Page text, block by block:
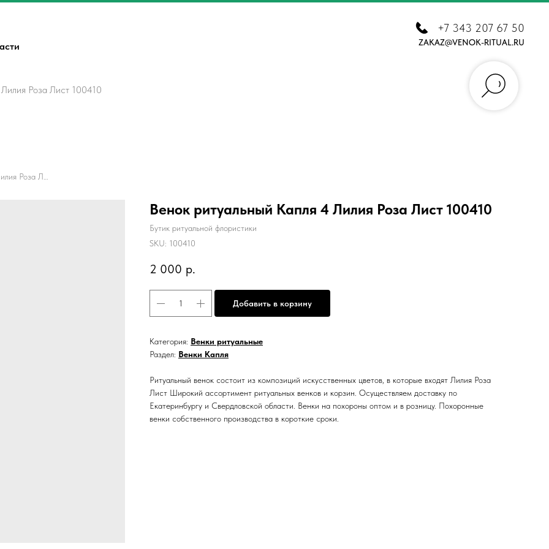
+7 343 207 67 50
ZAKAZ@VENOK-RITUAL.RU
Роза Лист 100410
Венок ритуальный Капля 4 Лилия Роза Лист 100410
Бутик ритуальной флористики
SKU: 100410
2 000 р.
Добавить в корзину
Категория: Венки ритуальные
Раздел: Венки Капля
Ритуальный венок состоит из композиций искусственных цветов, в которые входят Лилия Роза
Лист Широкий ассортимент ритуальных венков и корзин. Осуществляем доставку по
Екатеринбургу и Свердловской области. Венки на похороны оптом и в розницу. Похоронные
венки собственного производства в короткие сроки.